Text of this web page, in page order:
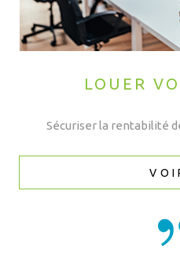
LOUER
Sécuriser la rentabilité